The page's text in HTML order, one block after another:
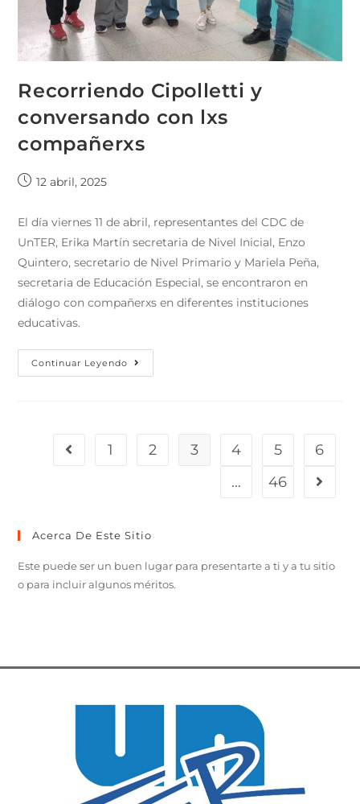
Recorriendo Cipolletti y
conversando con lxs
compañerxs
12 abril, 2025
El día viernes 11 de abril, representantes del CDC de
UnTER, Erika Martín secretaria de Nivel Inicial, Enzo
Quintero, secretario de Nivel Primario y Mariela Peña,
secretaria de Educación Especial, se encontraron en
diálogo con compañerxs en diferentes instituciones
educativas.
Continuar Leyendo
1 2 3 4 5
6
…
46
Acerca De Este Sitio
Este puede ser un buen lugar para presentarte a ti y a tu sitio
o para incluir algunos méritos.